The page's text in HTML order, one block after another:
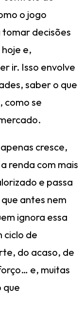
o jogo
decisões
e,
ir. Isso envolve
saber o que
como se
cresce,
renda com mais
e passa
antes nem
ignora essa
ciclo de
do acaso, de
e, muitas
que